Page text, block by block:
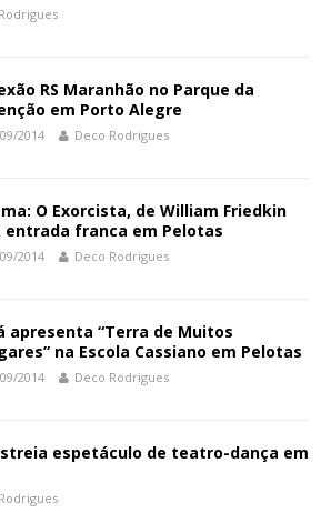
RS Maranhão no Parque da
em Porto Alegre
2014 Deco Rodrigues
O Exorcista, de William Friedkin
entrada franca em Pelotas
2014 Deco Rodrigues
apresenta “Terra de Muitos
na Escola Cassiano em Pelotas
2014 Deco Rodrigues
espetáculo de teatro-dança em